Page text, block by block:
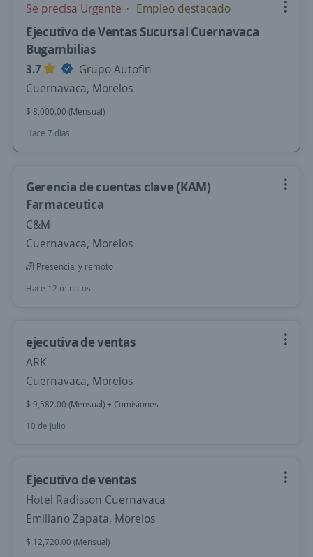
Se precisa Urgente Empleo destacado
Ejecutivo de Ventas Sucursal Cuernavaca
Bugambilias
3.7
Grupo Autofin
Cuernavaca, Morelos
$ 8,000.00 (Mensual)
Hace 7 días
Gerencia de cuentas clave (KAM)
Farmaceutica
C&M
Cuernavaca, Morelos
Presencial y remoto
Hace 12 minutos
ejecutiva de ventas
ARK
Cuernavaca, Morelos
$ 9,582.00 (Mensual) + Comisiones
10 de julio
Ejecutivo de ventas
Hotel Radisson Cuernavaca
Emiliano Zapata, Morelos
$ 12,720.00 (Mensual)